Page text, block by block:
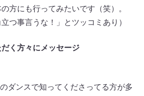
方にも行ってみたいです（笑）。
つ事言うな！」とツッコミあり）
く方々にメッセージ
ダンスで知ってくださってる方が多